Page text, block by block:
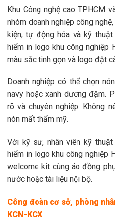
Khu Công nghệ cao TP.HCM
nhóm doanh nghiệp công
kiện, tự động hóa và kỹ thuật
hiểm in logo khu công nghiệp
màu sắc tinh gọn và logo đặt
Doanh nghiệp có thể chọn
navy hoặc xanh dương đậm.
rõ và chuyên nghiệp. Không
nón mất thẩm mỹ.
Với kỹ sư, nhân viên kỹ
hiểm in logo khu công nghiệp
welcome kit cùng áo đồng
nước hoặc tài liệu nội bộ.
Công đoàn cơ sở, phòng
KCN-KCX